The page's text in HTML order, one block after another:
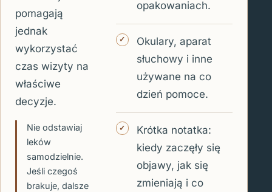
pomagają
jednak
wykorzystać
czas wizyty na
właściwe
decyzje.
Nie odstawiaj
leków
samodzielnie.
Jeśli czegoś
brakuje, dalsze
opakowaniach.
Okulary, aparat
słuchowy i inne
używane na co
dzień pomoce.
Krótka notatka:
kiedy zaczęły się
objawy, jak się
zmieniają i co